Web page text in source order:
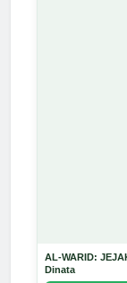
AL-WARID:
Dinata